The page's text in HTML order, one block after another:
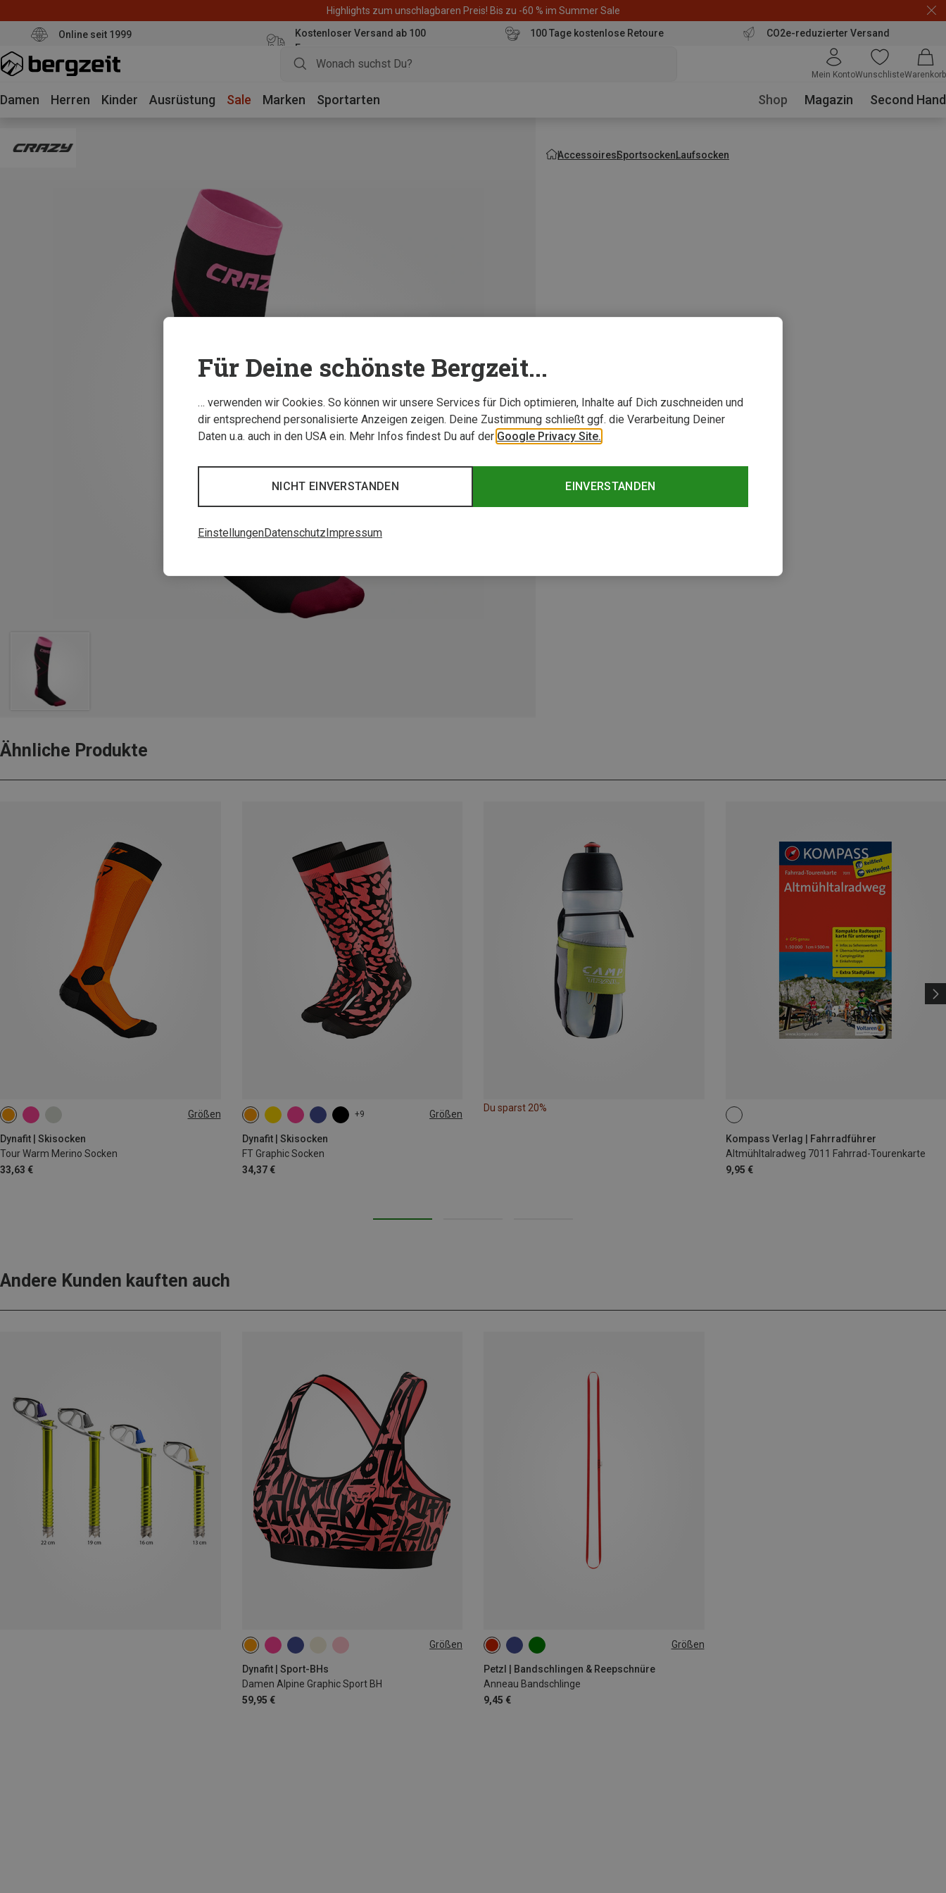
Highlights zum unschlagbaren Preis! Bis zu -60 % im Summer Sale
Online seit 1999
Kostenloser Versand ab 100
Euro
100 Tage kostenlose Retoure CO2e-reduzierter Versand
Mein KontoWunschlisteWarenkorb
Damen Herren Kinder Ausrüstung Sale Marken Sportarten Shop Magazin Second Hand
AccessoiresSportsockenLaufsocken
Ähnliche Produkte
Größen
Dynafit | Skisocken
Tour Warm Merino Socken
33,63 €
39|40|41|42
+9 Größen
Dynafit | Skisocken
FT Graphic Socken
34,37 €
39|40|41|42
Du sparst 20%
Kompass Verlag | Fahrradführer
Altmühltalradweg 7011 Fahrrad-Tourenkarte
9,95 €
Andere Kunden kauften auch
Größen
Dynafit | Sport-BHs
Damen Alpine Graphic Sport BH
59,95 €
XS S M Größen
Petzl | Bandschlingen & Reepschnüre
Anneau Bandschlinge
9,45 €
150CM
Für Deine schönste Bergzeit...
… verwenden wir Cookies. So können wir unsere Services für Dich optimieren, Inhalte auf Dich zuschneiden und
dir entsprechend personalisierte Anzeigen zeigen. Deine Zustimmung schließt ggf. die Verarbeitung Deiner
Daten u.a. auch in den USA ein. Mehr Infos findest Du auf der Google Privacy Site.
EINVERSTANDEN
NICHT EINVERSTANDEN
EinstellungenDatenschutz Impressum